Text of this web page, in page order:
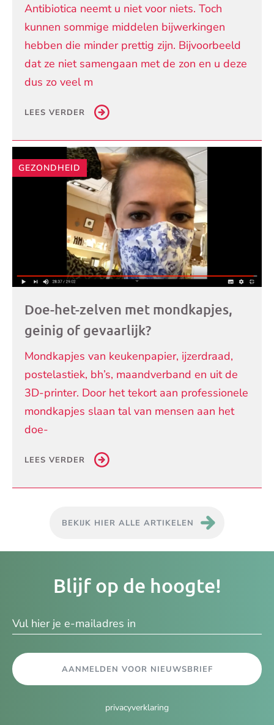
Antibiotica neemt u niet voor niets. Toch
kunnen sommige middelen bijwerkingen
hebben die minder prettig zijn. Bijvoorbeeld
dat ze niet samengaan met de zon en u deze
dus zo veel m
LEES VERDER
GEZONDHEID
Doe-het-zelven met mondkapjes,
geinig of gevaarlijk?
Mondkapjes van keukenpapier, ijzerdraad,
postelastiek, bh’s, maandverband en uit de
3D-printer. Door het tekort aan professionele
mondkapjes slaan tal van mensen aan het
doe-
LEES VERDER
BEKIJK HIER ALLE ARTIKELEN
Blijf op de hoogte!
AANMELDEN VOOR NIEUWSBRIEF
privacyverklaring